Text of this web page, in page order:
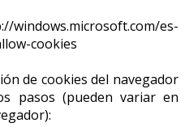
windows.microsoft.com/es-
cookies
de cookies del navegador
pasos (pueden variar en